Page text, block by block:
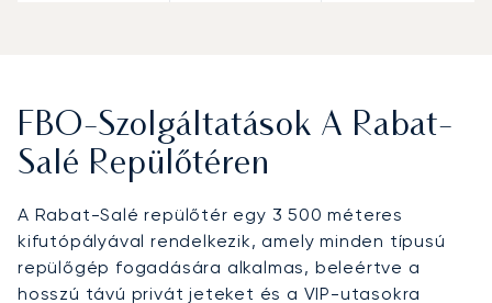
FBO-Szolgáltatások A Rabat-
Salé Repülőtéren
A Rabat-Salé repülőtér egy 3 500 méteres
kifutópályával rendelkezik, amely minden típusú
repülőgép fogadására alkalmas, beleértve a
hosszú távú privát jeteket és a VIP-utasokra